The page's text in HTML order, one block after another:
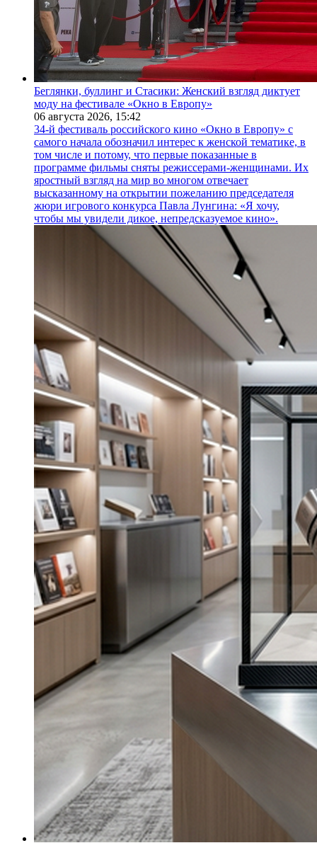
Беглянки, буллинг и Стасики: Женский взгляд диктует
моду на фестивале «Окно в Европу»
06 августа 2026, 15:42
34-й фестиваль российского кино «Окно в Европу» с
самого начала обозначил интерес к женской тематике, в
том числе и потому, что первые показанные в
программе фильмы сняты режиссерами-женщинами. Их
яростный взгляд на мир во многом отвечает
высказанному на открытии пожеланию председателя
жюри игрового конкурса Павла Лунгина: «Я хочу,
чтобы мы увидели дикое, непредсказуемое кино».